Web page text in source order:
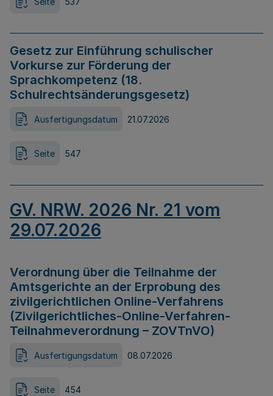
Gesetz zur Einführung schulischer
Vorkurse zur Förderung der
Sprachkompetenz (18.
Schulrechtsänderungsgesetz)
Ausfertigungsdatum 21.07.2026
Seite 547
GV. NRW. 2026 Nr. 21 vom
29.07.2026
Verordnung über die Teilnahme der
Amtsgerichte an der Erprobung des
zivilgerichtlichen Online-Verfahrens
(Zivilgerichtliches-Online-Verfahren-
Teilnahmeverordnung – ZOVTnVO)
Ausfertigungsdatum 08.07.2026
Seite 454